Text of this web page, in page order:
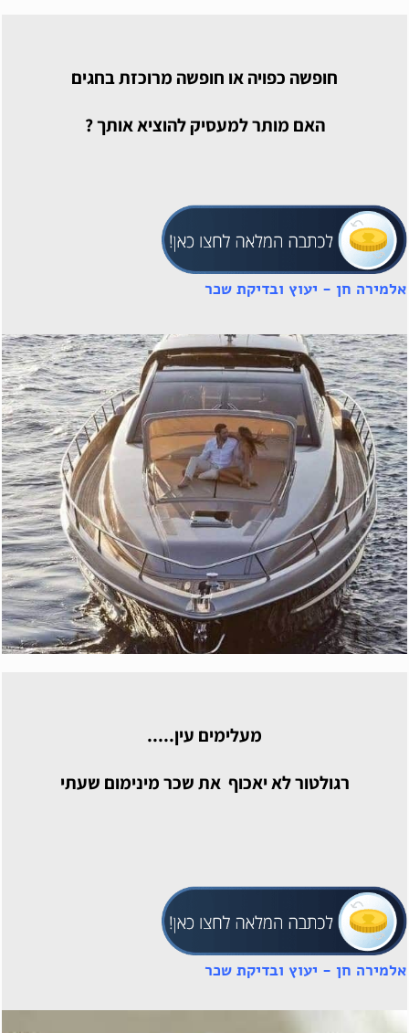
חופשה כפויה או חופשה מרוכזת בחגים
האם מותר למעסיק להוציא אותך ?
אלמירה חן - יעוץ ובדיקת שכר
מעלימים עין.....
רגולטור לא יאכוף את שכר מינימום שעתי
אלמירה חן - יעוץ ובדיקת שכר